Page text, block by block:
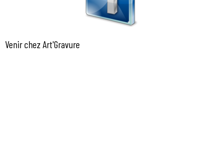
Venir chez Art'Gravure